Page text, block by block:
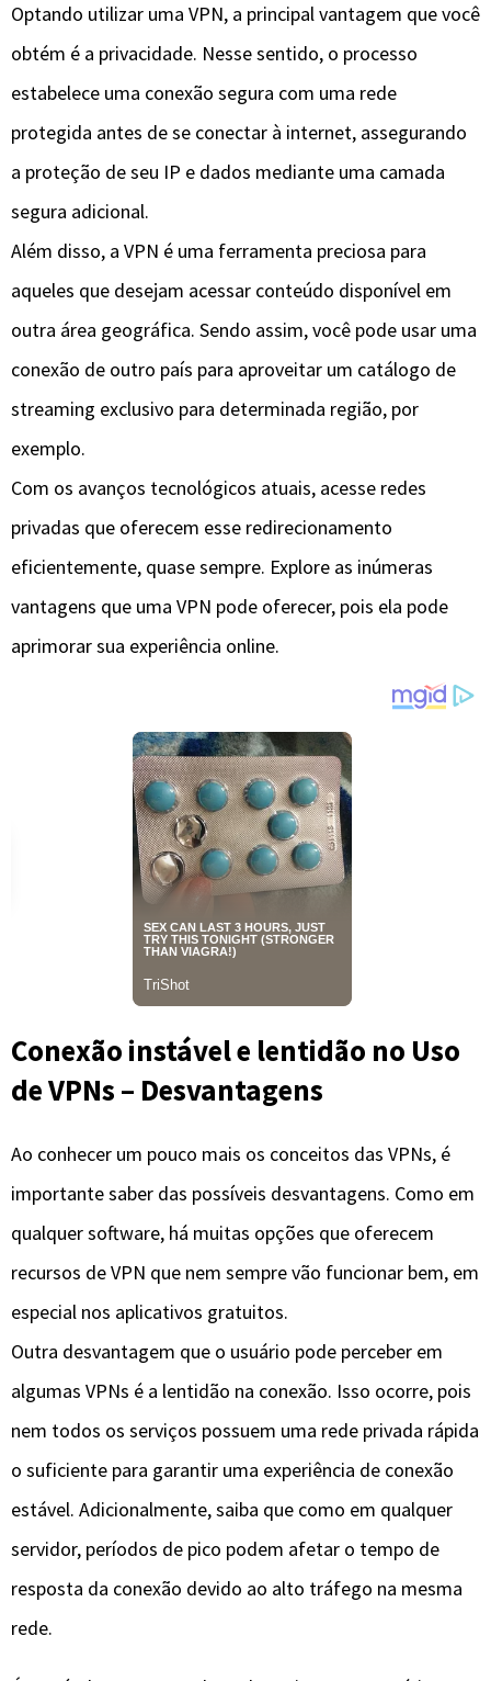
Optando utilizar uma VPN, a principal vantagem que você
obtém é a privacidade. Nesse sentido, o processo
estabelece uma conexão segura com uma rede
protegida antes de se conectar à internet, assegurando
a proteção de seu IP e dados mediante uma camada
segura adicional.
Além disso, a VPN é uma ferramenta preciosa para
aqueles que desejam acessar conteúdo disponível em
outra área geográfica. Sendo assim, você pode usar uma
conexão de outro país para aproveitar um catálogo de
streaming exclusivo para determinada região, por
exemplo.
Com os avanços tecnológicos atuais, acesse redes
privadas que oferecem esse redirecionamento
eficientemente, quase sempre. Explore as inúmeras
vantagens que uma VPN pode oferecer, pois ela pode
aprimorar sua experiência online.
Conexão instável e lentidão no Uso
de VPNs – Desvantagens
Ao conhecer um pouco mais os conceitos das VPNs, é
importante saber das possíveis desvantagens. Como em
qualquer software, há muitas opções que oferecem
recursos de VPN que nem sempre vão funcionar bem, em
especial nos aplicativos gratuitos.
Outra desvantagem que o usuário pode perceber em
algumas VPNs é a lentidão na conexão. Isso ocorre, pois
nem todos os serviços possuem uma rede privada rápida
o suficiente para garantir uma experiência de conexão
estável. Adicionalmente, saiba que como em qualquer
servidor, períodos de pico podem afetar o tempo de
resposta da conexão devido ao alto tráfego na mesma
rede.